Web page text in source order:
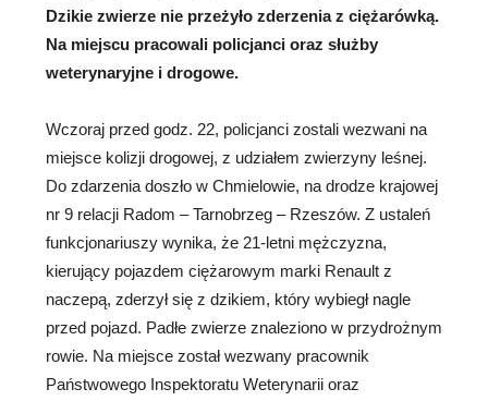
Dzikie zwierze nie przeżyło zderzenia z ciężarówką.
Na miejscu pracowali policjanci oraz służby
weterynaryjne i drogowe.
Wczoraj przed godz. 22, policjanci zostali wezwani na
miejsce kolizji drogowej, z udziałem zwierzyny leśnej.
Do zdarzenia doszło w Chmielowie, na drodze krajowej
nr 9 relacji Radom – Tarnobrzeg – Rzeszów. Z ustaleń
funkcjonariuszy wynika, że 21-letni mężczyzna,
kierujący pojazdem ciężarowym marki Renault z
naczepą, zderzył się z dzikiem, który wybiegł nagle
przed pojazd. Padłe zwierze znaleziono w przydrożnym
rowie. Na miejsce został wezwany pracownik
Państwowego Inspektoratu Weterynarii oraz